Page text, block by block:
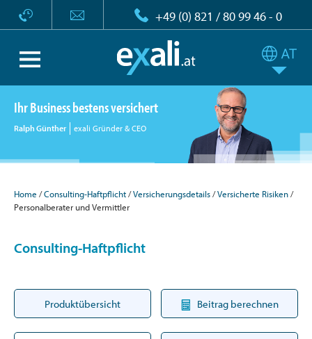
+49 (0) 821 / 80 99 46 - 0
Ihr Business bestens versichert
Ralph Günther exali Gründer & CEO
Home Consulting-Haftpflicht Versicherungsdetails
Versicherte Risiken
Personalberater und Vermittler
Consulting-Haftpflicht
Produktübersicht Beitrag berechnen